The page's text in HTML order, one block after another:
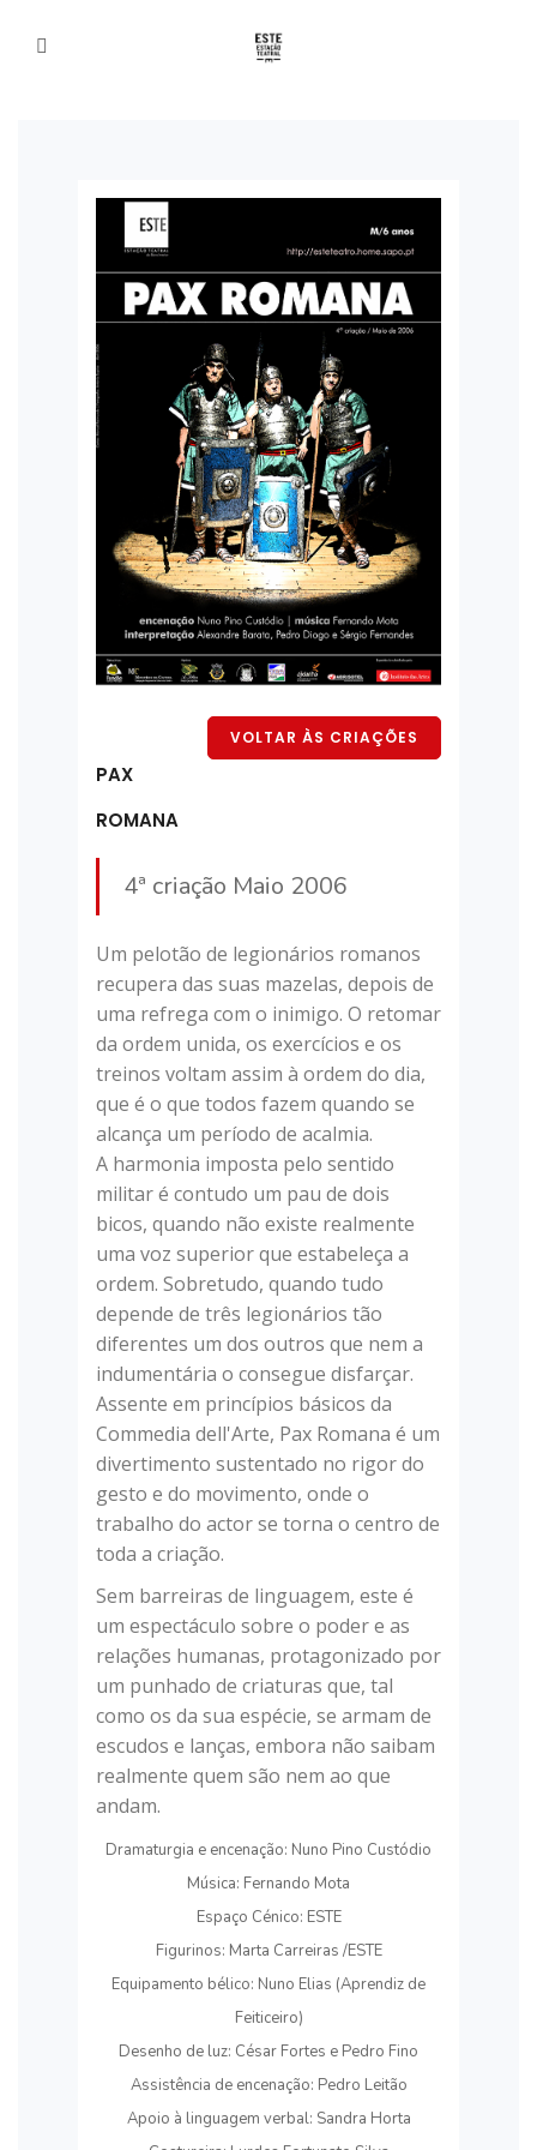
VOLTAR ÀS CRIAÇÕES
PAX
ROMANA
4ª criação Maio 2006
Um pelotão de legionários romanos
recupera das suas mazelas, depois de
uma refrega com o inimigo. O retomar
da ordem unida, os exercícios e os
treinos voltam assim à ordem do dia,
que é o que todos fazem quando se
alcança um período de acalmia.
A harmonia imposta pelo sentido
militar é contudo um pau de dois
bicos, quando não existe realmente
uma voz superior que estabeleça a
ordem. Sobretudo, quando tudo
depende de três legionários tão
diferentes um dos outros que nem a
indumentária o consegue disfarçar.
Assente em princípios básicos da
Commedia dell'Arte, Pax Romana é um
divertimento sustentado no rigor do
gesto e do movimento, onde o
trabalho do actor se torna o centro de
toda a criação.
Sem barreiras de linguagem, este é
um espectáculo sobre o poder e as
relações humanas, protagonizado por
um punhado de criaturas que, tal
como os da sua espécie, se armam de
escudos e lanças, embora não saibam
realmente quem são nem ao que
andam.
Dramaturgia e encenação: Nuno Pino Custódio
Música: Fernando Mota
Espaço Cénico: ESTE
Figurinos: Marta Carreiras /ESTE
Equipamento bélico: Nuno Elias (Aprendiz de
Feiticeiro)
Desenho de luz: César Fortes e Pedro Fino
Assistência de encenação: Pedro Leitão
Apoio à linguagem verbal: Sandra Horta